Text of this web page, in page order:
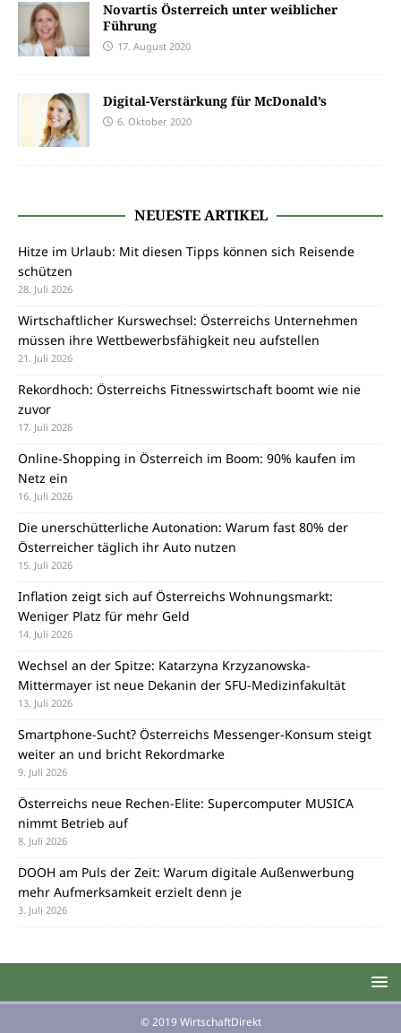
Novartis Österreich unter weiblicher
Führung
17. August 2020
Digital-Verstärkung für McDonald’s
6. Oktober 2020
NEUESTE ARTIKEL
Hitze im Urlaub: Mit diesen Tipps können sich Reisende
schützen
28. Juli 2026
Wirtschaftlicher Kurswechsel: Österreichs Unternehmen
müssen ihre Wettbewerbsfähigkeit neu aufstellen
21. Juli 2026
Rekordhoch: Österreichs Fitnesswirtschaft boomt wie nie
zuvor
17. Juli 2026
Online-Shopping in Österreich im Boom: 90% kaufen im
Netz ein
16. Juli 2026
Die unerschütterliche Autonation: Warum fast 80% der
Österreicher täglich ihr Auto nutzen
15. Juli 2026
Inflation zeigt sich auf Österreichs Wohnungsmarkt:
Weniger Platz für mehr Geld
14. Juli 2026
Wechsel an der Spitze: Katarzyna Krzyzanowska-
Mittermayer ist neue Dekanin der SFU-Medizinfakultät
13. Juli 2026
Smartphone-Sucht? Österreichs Messenger-Konsum steigt
weiter an und bricht Rekordmarke
9. Juli 2026
Österreichs neue Rechen-Elite: Supercomputer MUSICA
nimmt Betrieb auf
8. Juli 2026
DOOH am Puls der Zeit: Warum digitale Außenwerbung
mehr Aufmerksamkeit erzielt denn je
3. Juli 2026
© 2019 WirtschaftDirekt